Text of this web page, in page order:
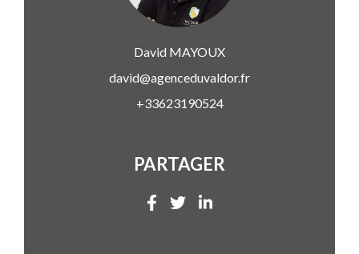
David MAYOUX
david@agenceduvaldor.fr
+33623190524
PARTAGER